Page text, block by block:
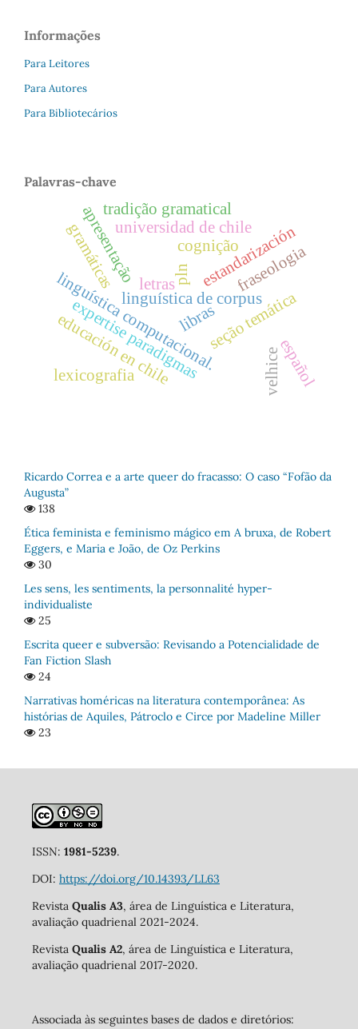
Informações
Para Leitores
Para Autores
Para Bibliotecários
Palavras-chave
linguística de corpus
linguística computacional.
letras
apresentação
seção temática
cognição
expertise paradigmas
estandarización
educación en chile
gramáticasuniversidad de chile
español
tradição gramatical
libras
lexicografia
fraseologia
pln
velhice
Ricardo Correa e a arte queer do fracasso: O caso “Fofão da
Augusta”
138
Ética feminista e feminismo mágico em A bruxa, de Robert
Eggers, e Maria e João, de Oz Perkins
30
Les sens, les sentiments, la personnalité hyper-
individualiste
25
Escrita queer e subversão: Revisando a Potencialidade de
Fan Fiction Slash
24
Narrativas homéricas na literatura contemporânea: As
histórias de Aquiles, Pátroclo e Circe por Madeline Miller
23
ISSN: 1981-5239.
DOI: https://doi.org/10.14393/LL63
Revista Qualis A3, área de Linguística e Literatura,
avaliação quadrienal 2021-2024.
Revista Qualis A2, área de Linguística e Literatura,
avaliação quadrienal 2017-2020.
Associada às seguintes bases de dados e diretórios: